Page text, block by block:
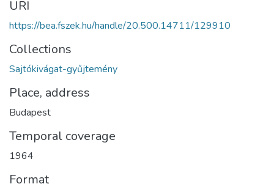
URI
https://bea.fszek.hu/handle/20.500.14711/129910
Collections
Sajtókivágat-gyűjtemény
Place, address
Budapest
Temporal coverage
1964
Format